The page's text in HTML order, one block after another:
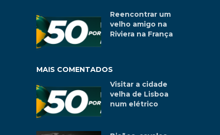
Reencontrar um
velho amigo na
Riviera na França
MAIS COMENTADOS
Visitar a cidade
velha de Lisboa
num elétrico